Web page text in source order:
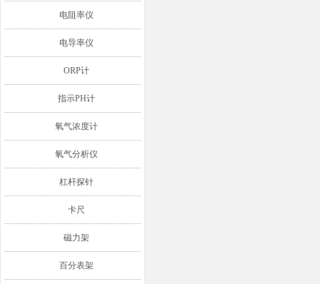
电阻率仪
电导率仪
ORP计
指示PH计
氧气浓度计
氧气分析仪
杠杆探针
卡尺
磁力架
百分表架